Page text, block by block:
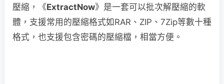
壓縮，《ExtractNow》是一套可以批次解壓縮的軟
體，支援常用的壓縮格式如RAR、ZIP、7Zip等數十種
格式，也支援包含密碼的壓縮檔，相當方便。